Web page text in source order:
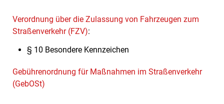
Verordnung über die Zulassung von Fahrzeugen zum
Straßenverkehr (FZV):
§ 10 Besondere Kennzeichen
Gebührenordnung für Maßnahmen im Straßenverkehr
(GebOSt)